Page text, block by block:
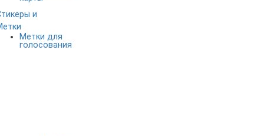
и
Метки для
голосования